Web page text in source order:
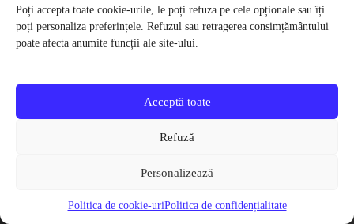
Poți accepta toate cookie-urile, le poți refuza pe cele opționale sau îți
poți personaliza preferințele. Refuzul sau retragerea consimțământului
poate afecta anumite funcții ale site-ului.
Acceptă toate
Refuză
Personalizează
Politica de cookie-uriPolitica de confidențialitate
Biciclop nu mai opereaza un magazin fizic sau un service.
Pentru informatii despre produsele prezentate si confirmarea disponibilitatii,
te rugam sa folosesti formularul de contact.
Mentiuni legale
Informatii utile